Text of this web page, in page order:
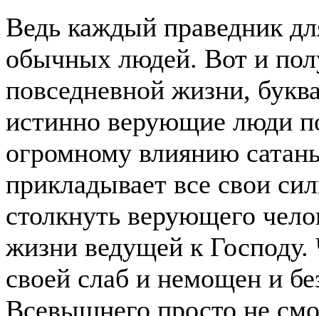
Ведь каждый праведник
обычных людей. Вот и
повседневной жизни,
истинно верующие люди
огромному влиянию
прикладывает все свои
столкнуть верующего
жизни ведущей к
своей слаб и немощен и
Всевышнего просто не